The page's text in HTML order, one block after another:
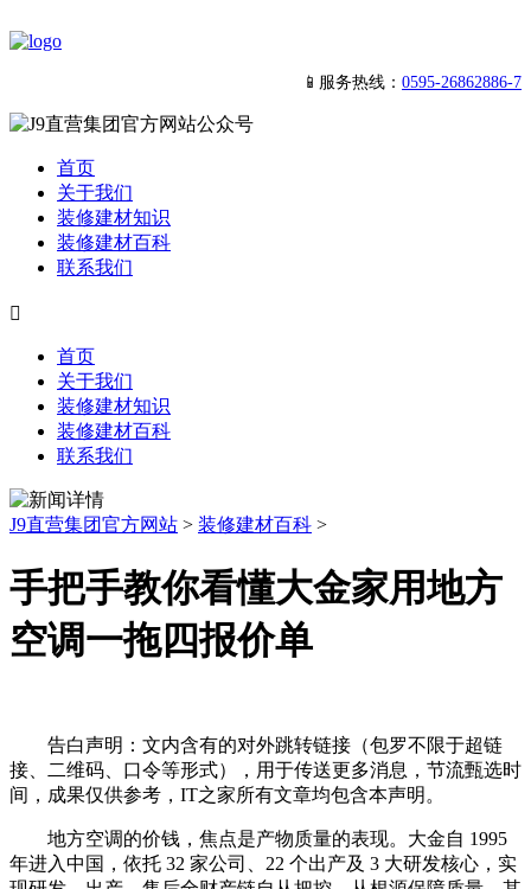
📱服务热线： 0595-26862886-7
首页
关于我们
装修建材知识
装修建材百科
联系我们

首页
关于我们
装修建材知识
装修建材百科
联系我们
J9直营集团官方网站 > 装修建材百科 >
手把手教你看懂大金家用地方
空调一拖四报价单
告白声明：文内含有的对外跳转链接（包罗不限于超链
接、二维码、口令等形式），用于传送更多消息，节流甄选时
间，成果仅供参考，IT之家所有文章均包含本声明。
地方空调的价钱，焦点是产物质量的表现。大金自 1995
年进入中国，依托 32 家公司、22 个出产及 3 大研发核心，实